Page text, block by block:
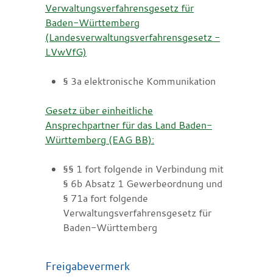
Verwaltungsverfahrensgesetz für
Baden-Württemberg
(Landesverwaltungsverfahrensgesetz -
LVwVfG)
§ 3a elektronische Kommunikation
Gesetz über einheitliche
Ansprechpartner für das Land Baden-
Württemberg (EAG BB):
§§ 1 fort folgende in Verbindung mit
§ 6b Absatz 1 Gewerbeordnung und
§ 71a fort folgende
Verwaltungsverfahrensgesetz für
Baden-Württemberg
Freigabevermerk